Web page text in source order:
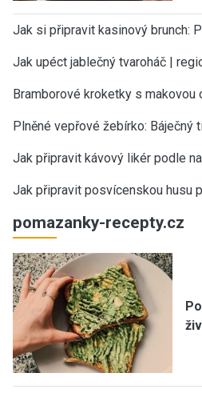
Jak si připravit kasinový brunch:
Jak upéct jablečný tvaroháč |
Bramborové kroketky s makovou
Plněné vepřové žebírko: Báječný
Jak připravit kávový likér podle
Jak připravit posvícenskou husu
pomazanky-recepty.cz